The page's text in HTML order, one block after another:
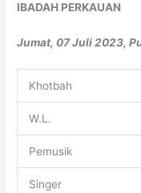
IBADAH PERKAUAN
Jumat, 07 Juli 2023,
Khotbah
W.L.
Pemusik
Singer